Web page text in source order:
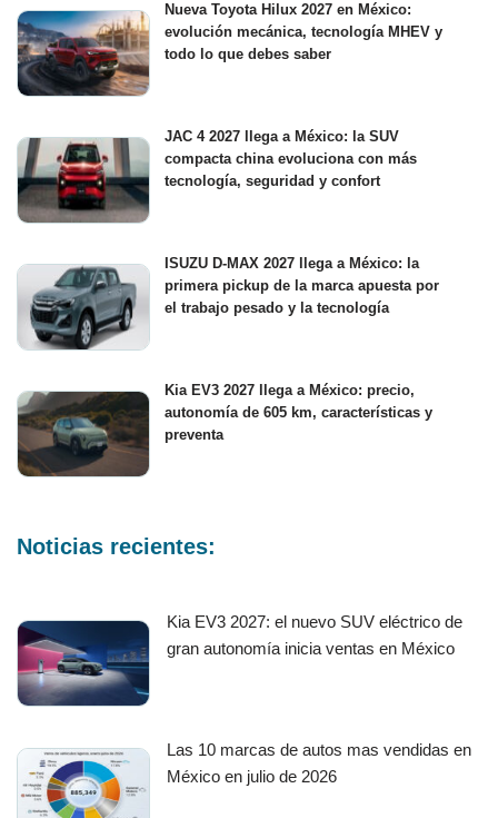
Nueva Toyota Hilux 2027 en México:
evolución mecánica, tecnología MHEV y
todo lo que debes saber
JAC 4 2027 llega a México: la SUV
compacta china evoluciona con más
tecnología, seguridad y confort
ISUZU D-MAX 2027 llega a México: la
primera pickup de la marca apuesta por
el trabajo pesado y la tecnología
Kia EV3 2027 llega a México: precio,
autonomía de 605 km, características y
preventa
Noticias recientes:
Kia EV3 2027: el nuevo SUV eléctrico de
gran autonomía inicia ventas en México
Las 10 marcas de autos mas vendidas en
México en julio de 2026